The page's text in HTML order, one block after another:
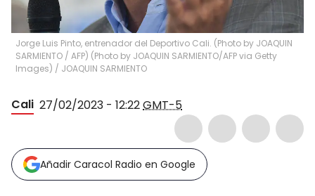
Jorge Luis Pinto, entrenador del Deportivo Cali. (Photo by JOAQUIN
SARMIENTO / AFP) (Photo by JOAQUIN SARMIENTO/AFP via Getty
Images) / JOAQUIN SARMIENTO
Cali 27/02/2023 - 12:22GMT-5
Añadir Caracol Radio en Google